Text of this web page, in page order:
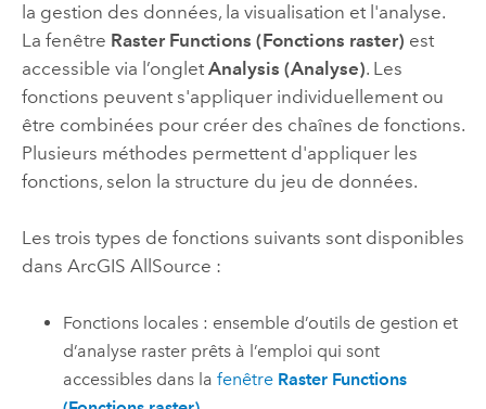
la gestion des données, la visualisation et l'analyse.
La fenêtre Raster Functions (Fonctions raster) est
accessible via l’onglet Analysis (Analyse). Les
fonctions peuvent s'appliquer individuellement ou
être combinées pour créer des chaînes de fonctions.
Plusieurs méthodes permettent d'appliquer les
fonctions, selon la structure du jeu de données.
Les trois types de fonctions suivants sont disponibles
dans ArcGIS AllSource :
Fonctions locales : ensemble d’outils de gestion et
d’analyse raster prêts à l’emploi qui sont
accessibles dans lafenêtre Raster Functions